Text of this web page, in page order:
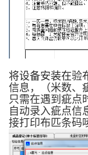
将设备安装在验
信息，（米数、
只需在遇到疵点
自动录入疵点信
接打印布匹条码